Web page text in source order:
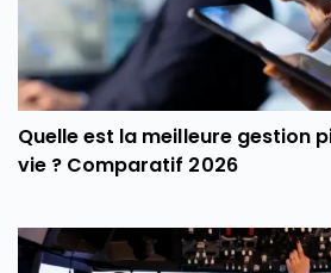
Quelle est la meilleure gestion
vie ? Comparatif 2026